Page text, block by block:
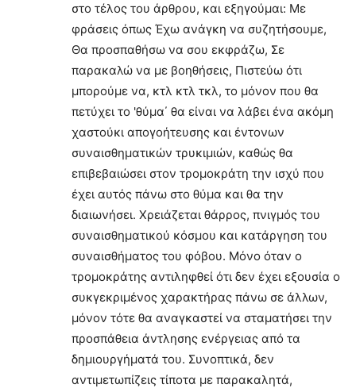
στο τέλος του άρθρου, και εξηγούμαι: Με
φράσεις όπως Έχω ανάγκη να συζητήσουμε,
Θα προσπαθήσω να σου εκφράζω, Σε
παρακαλώ να με βοηθήσεις, Πιστεύω ότι
μπορούμε να, κτλ κτλ τκλ, το μόνον που θα
πετύχει το 'θύμα΄ θα είναι να λάβει ένα ακόμη
χαστούκι απογοήτευσης και έντονων
συναισθηματικών τρυκιμιών, καθώς θα
επιβεβαιώσει στον τρομοκράτη την ισχύ που
έχει αυτός πάνω στο θύμα και θα την
διαιωνήσει. Χρειάζεται θάρρος, πνιγμός του
συναισθηματικού κόσμου και κατάργηση του
συναισθήματος του φόβου. Μόνο όταν ο
τρομοκράτης αντιληφθεί ότι δεν έχει εξουσία ο
συκγεκριμένος χαρακτήρας πάνω σε άλλων,
μόνον τότε θα αναγκαστεί να σταματήσει την
προσπάθεια άντλησης ενέργειας από τα
δημιουργήματά του. Συνοπτικά, δεν
αντιμετωπίζεις τίποτα με παρακαλητά,